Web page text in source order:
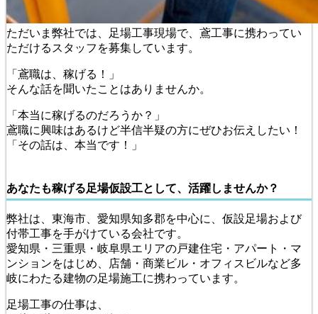
ただいま弊社では、足場工事現場で、鳶工事に携わってい
ただけるスタッフを募集しています。
「鳶職は、稼げる！」
そんな話を聞いたことはありませんか。
「本当に稼げるのだろうか？」
鳶職に興味はあるけど半信半疑の方にぜひお伝えしたい！
「その話は、本当です！」
あなたも稼げる足場仮設工として、活躍しませんか？
弊社は、東海市、愛知県知多郡を中心に、仮設足場および
付帯工事を手がけている会社です。
愛知県・三重県・岐阜県エリアの戸建住宅・アパート・マ
ンションをはじめ、店舗・商業ビル・オフィスビルなど多
岐にわたる建物の足場施工に携わっています。
足場工事の仕事は、